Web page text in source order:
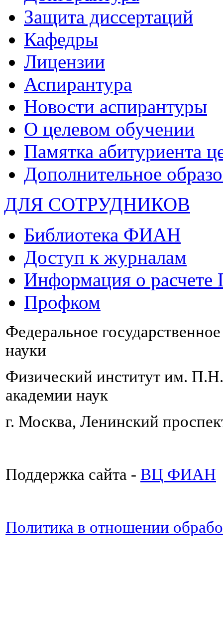
Защита диссертаций
Кафедры
Лицензии
Аспирантура
Новости аспирантуры
О целевом обучении
Памятка абитуриента
Дополнительное
ДЛЯ СОТРУДНИКОВ
Библиотека ФИАН
Доступ к журналам
Информация о
Профком
Федеральное
науки
Физический институт им.
академии наук
г. Москва, Ленинский
Поддержка сайта - ВЦ ФИАН
Политика в отношении